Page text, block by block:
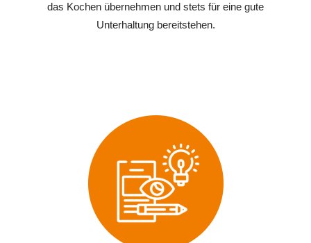
das Kochen übernehmen und stets für eine gute
Unterhaltung bereitstehen.